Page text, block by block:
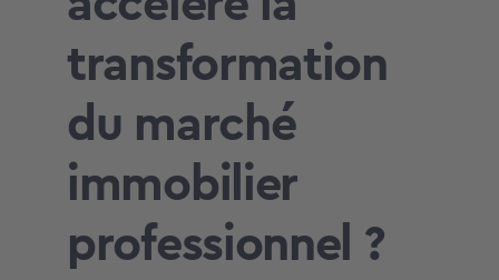
transformation
du marché
immobilier
professionnel ?